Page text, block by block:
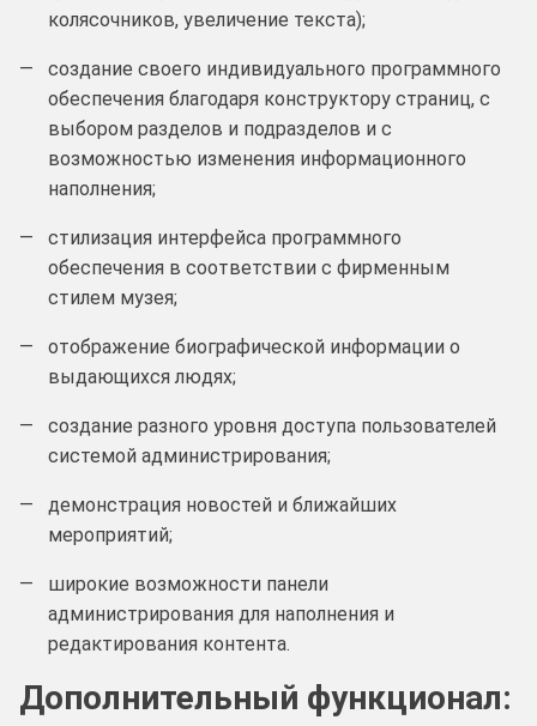
колясочников, увеличение текста);
создание своего индивидуального программного
обеспечения благодаря конструктору страниц, с
выбором разделов и подразделов и с
возможностью изменения информационного
наполнения;
стилизация интерфейса программного
обеспечения в соответствии с фирменным
стилем музея;
отображение биографической информации о
выдающихся людях;
создание разного уровня доступа пользователей
системой администрирования;
демонстрация новостей и ближайших
мероприятий;
широкие возможности панели
администрирования для наполнения и
редактирования контента.
Дополнительный функционал: